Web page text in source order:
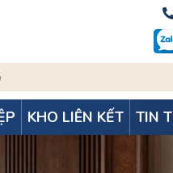
KHO LIÊN KẾT TIN